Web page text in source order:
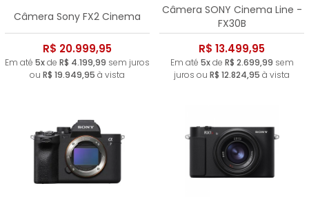
Câmera Sony FX2 Cinema
R$ 20.999,95
Em até 5xde R$ 4.199,99 sem juros
ou R$ 19.949,95 à vista
Câmera SONY Cinema Line -
FX30B
R$ 13.499,95
Em até 5xde R$ 2.699,99 sem
juros ou R$ 12.824,95 à vista